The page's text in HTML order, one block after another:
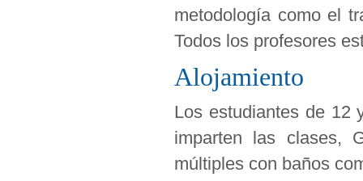
metodología como el
Todos los profesores
Alojamiento
Los estudiantes de 12
imparten las clases,
múltiples con baños